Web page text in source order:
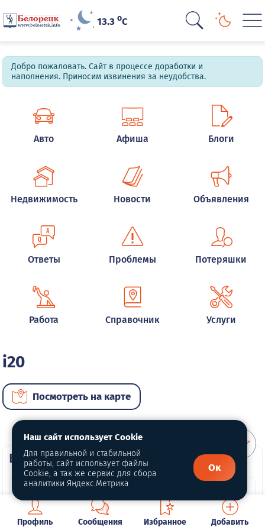
13.3oC
Добро пожаловать. Сайт в процессе доработки и
наполнения. Приносим извинения за неудобства.
Авто Афиша Блоги
Недвижимость Новости Объявления
Ответы Проблемы Потеряшки
Работа Справочник Услуги
i20
Посмотреть на карте
ВИП автомобили
Профиль Сообщения Избранное Добавить
Наш сайт использует Cookie
Для правильной и стабильной
работы, сайт использует файлы
Cookie, а так же сервис для сбора
аналитики Яндекс.Метрика
Ок